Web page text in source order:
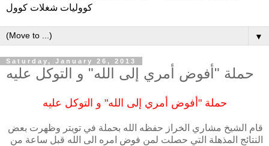
كووليات شغلات كوول
▼
Saturday, January 26, 2013
حملة "أفوض أمري إلى الله" و التوكل عليه
حملة "أفوض أمري إلى الله" و التوكل عليه
قام الشيخ مشاري الخراز حفظه الله بحملة في تويتر وظهرت بعض
النتائج المذهلة التي حصلت لمن فوض امره الى الله قبل ساعة من